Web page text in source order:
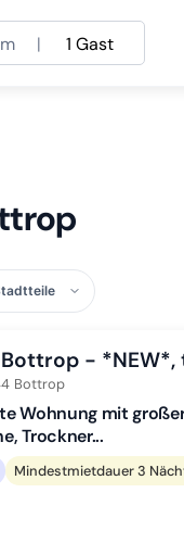
| 1 Gast
- *NEW*,
Bottrop
Wohnung mit
Trockner...
Mindestmietdauer 3